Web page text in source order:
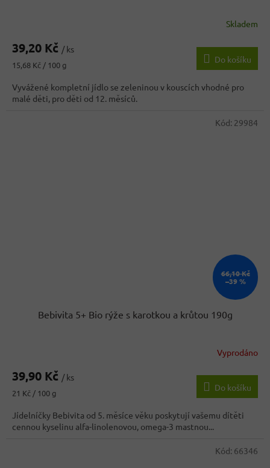
produktu
3,7
z
5
hvězdiček.
Skladem
39,20 Kč / ks
Měrná
15,68 Kč / 100 g
Do košíku
Vyvážené kompletní jídlo se zeleninou v kouscích vhodné pro
malé děti, pro děti od 12. měsíců.
66,10 Kč
–39 %
Bebivita 5+ Bio rýže s karotkou a krůtou 190g
Vyprodáno
39,90 Kč / ks
Měrná
21 Kč / 100 g
Do košíku
Jídelníčky Bebivita od 5. měsíce věku poskytují vašemu dítěti
cennou kyselinu alfa-linolenovou, omega-3 mastnou...
Kód: 29984
Kód: 66346